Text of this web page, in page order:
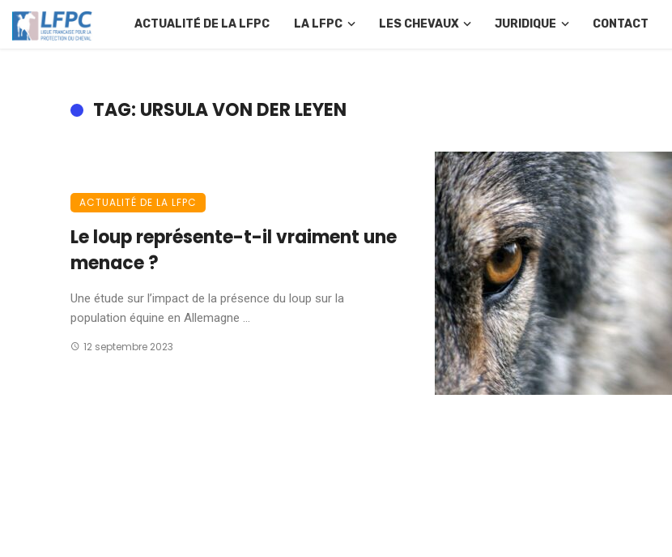
ACTUALITÉ DE LA LFPC LA LFPC LES CHEVAUX JURIDIQUE CONTACT
TAG: URSULA VON DER LEYEN
ACTUALITÉ DE LA LFPC
Le loup représente-t-il vraiment une
menace ?
Une étude sur l’impact de la présence du loup sur la
population équine en Allemagne ...
12 septembre 2023